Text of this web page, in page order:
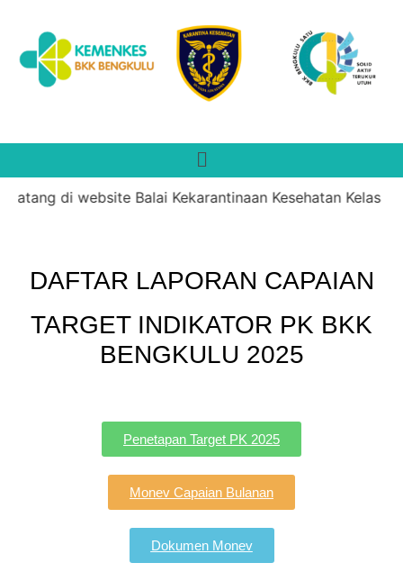
di website Balai Kekarantinaan Kesehatan Kelas II
DAFTAR LAPORAN CAPAIAN
TARGET INDIKATOR PK BKK
BENGKULU 2025
Penetapan Target PK 2025
Monev Capaian Bulanan
Dokumen Monev